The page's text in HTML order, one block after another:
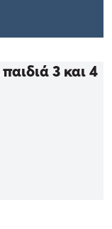
3 και 4